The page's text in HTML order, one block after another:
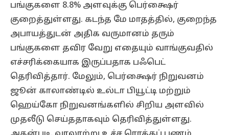
பங்குகளை 8.8% அளவுக்கு பெர்க்ஷைர்
குறைத்துள்ளது. கடந்த மே மாதத்தில், குறைந்த
அபாயத்துடன் அதிக வருமானம் தரும்
பங்குகளை தவிர வேறு எதையும் வாங்குவதில்
எச்சரிக்கையாக இருப்பதாக பஃபெட்
தெரிவித்தார். மேலும், பெர்க்ஷைர் நிறுவனம்
ஜூன் காலாண்டில் உல்டா பியூட்டி மற்றும்
ஹெய்கோ நிறுவனங்களில் சிறிய அளவில்
முதலீடு செய்ததாகவும் தெரிவித்துள்ளது.